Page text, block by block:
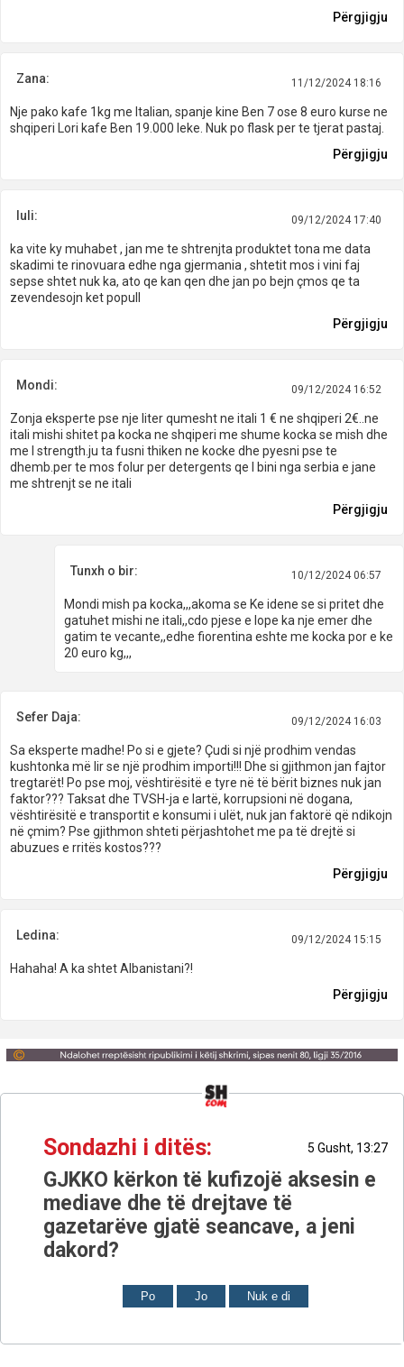
Përgjigju
Zana: 11/12/2024 18:16
Nje pako kafe 1kg me Italian, spanje kine Ben 7 ose 8 euro kurse ne
shqiperi Lori kafe Ben 19.000 leke. Nuk po flask per te tjerat pastaj.
Përgjigju
luli: 09/12/2024 17:40
ka vite ky muhabet , jan me te shtrenjta produktet tona me data
skadimi te rinovuara edhe nga gjermania , shtetit mos i vini faj
sepse shtet nuk ka, ato qe kan qen dhe jan po bejn çmos qe ta
zevendesojn ket popull
Përgjigju
Mondi: 09/12/2024 16:52
Zonja eksperte pse nje liter qumesht ne itali 1 € ne shqiperi 2€..ne
itali mishi shitet pa kocka ne shqiperi me shume kocka se mish dhe
me I strength.ju ta fusni thiken ne kocke dhe pyesni pse te
dhemb.per te mos folur per detergents qe I bini nga serbia e jane
me shtrenjt se ne itali
Përgjigju
Tunxh o bir: 10/12/2024 06:57
Mondi mish pa kocka,,,akoma se Ke idene se si pritet dhe
gatuhet mishi ne itali,,cdo pjese e lope ka nje emer dhe
gatim te vecante,,edhe fiorentina eshte me kocka por e ke
20 euro kg,,,
Sefer Daja: 09/12/2024 16:03
Sa eksperte madhe! Po si e gjete? Çudi si një prodhim vendas
kushtonka më lir se një prodhim importi!!! Dhe si gjithmon jan fajtor
tregtarët! Po pse moj, vështirësitë e tyre në të bërit biznes nuk jan
faktor??? Taksat dhe TVSH-ja e lartë, korrupsioni në dogana,
vështirësitë e transportit e konsumi i ulët, nuk jan faktorë që ndikojn
në çmim? Pse gjithmon shteti përjashtohet me pa të drejtë si
abuzues e rritës kostos???
Përgjigju
Ledina: 09/12/2024 15:15
Hahaha! A ka shtet Albanistani?!
Përgjigju
Sondazhi i ditës: 5 Gusht, 13:27
GJKKO kërkon të kufizojë aksesin e
mediave dhe të drejtave të
gazetarëve gjatë seancave, a jeni
dakord?
Po Jo Nuk e di